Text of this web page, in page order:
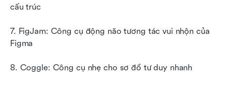
cấu trúc
7. FigJam: Công cụ động não tương tác vui nhộn của
Figma
8. Coggle: Công cụ nhẹ cho sơ đồ tư duy nhanh